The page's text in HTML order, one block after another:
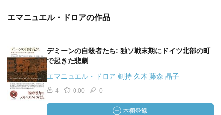
エマニュエル・ドロアの作品
デミーンの自殺者たち: 独ソ戦末期にドイツ北部の町
で起きた悲劇
エマニュエル・ドロア 剣持 久木 藤森 晶子
4 0.00 0